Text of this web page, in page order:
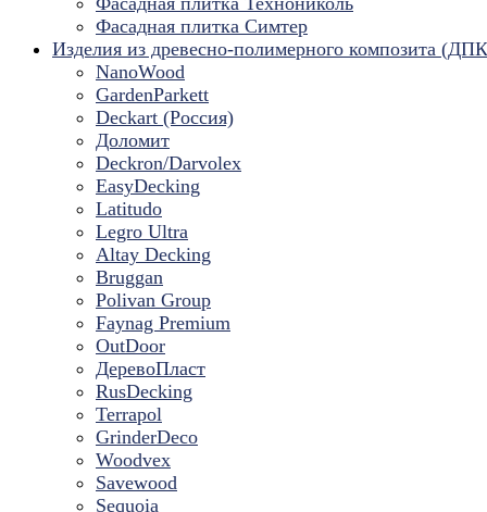
Фасадная плитка Симтер
Изделия из древесно-полимерного композита
NanoWood
GardenParkett
Deckart (Россия)
Доломит
Deckron/Darvolex
EasyDecking
Latitudo
Legro Ultra
Altay Decking
Bruggan
Polivan Group
Faynag Premium
OutDoor
ДеревоПласт
RusDecking
Terrapol
GrinderDeco
Woodvex
Savewood
Sequoia